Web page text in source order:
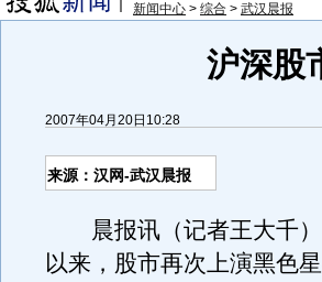
新闻中心 > 综合 > 武汉晨报
沪深股
2007年04月20日10:28
来源：汉网-武汉晨报
晨报讯（记者王大千）
以来，股市再次上演黑色